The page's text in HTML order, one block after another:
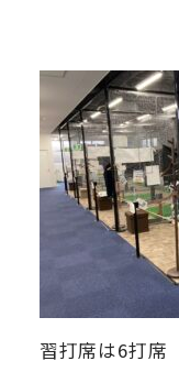
習打席は6打席